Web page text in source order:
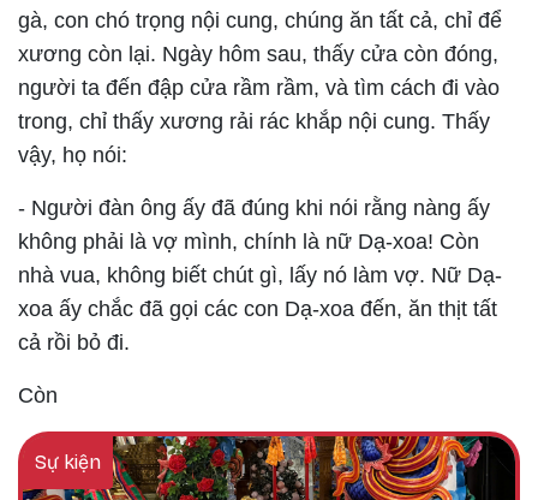
gà, con chó trọng nội cung, chúng ăn tất cả, chỉ để
xương còn lại. Ngày hôm sau, thấy cửa còn đóng,
người ta đến đập cửa rầm rầm, và tìm cách đi vào
trong, chỉ thấy xương rải rác khắp nội cung. Thấy
vậy, họ nói:
- Người đàn ông ấy đã đúng khi nói rằng nàng ấy
không phải là vợ mình, chính là nữ Dạ-xoa! Còn
nhà vua, không biết chút gì, lấy nó làm vợ. Nữ Dạ-
xoa ấy chắc đã gọi các con Dạ-xoa đến, ăn thịt tất
cả rồi bỏ đi.
Còn
Sự kiện